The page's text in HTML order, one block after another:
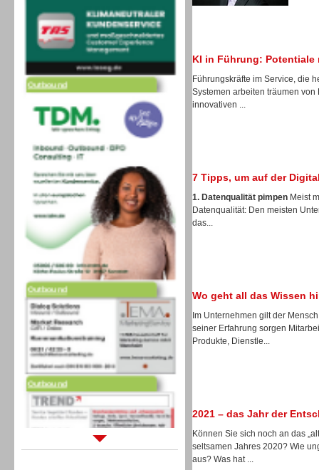
Outbound
Outbound
Sprachdialogsysteme u. Ki/
KI in Führung:
Führungskräfte im Service, die
Systemen arbeiten träumen
innovativen ...
7 Tipps, um auf der
1. Datenqualität pimpen Meist
Datenqualität: Den meisten
das...
Wo geht all das Wissen
Im Unternehmen gilt der
seiner Erfahrung sorgen
Produkte, Dienstle...
2021 – das Jahr der
Können Sie sich noch an das
seltsamen Jahres 2020? Wie
aus? Was hat ...